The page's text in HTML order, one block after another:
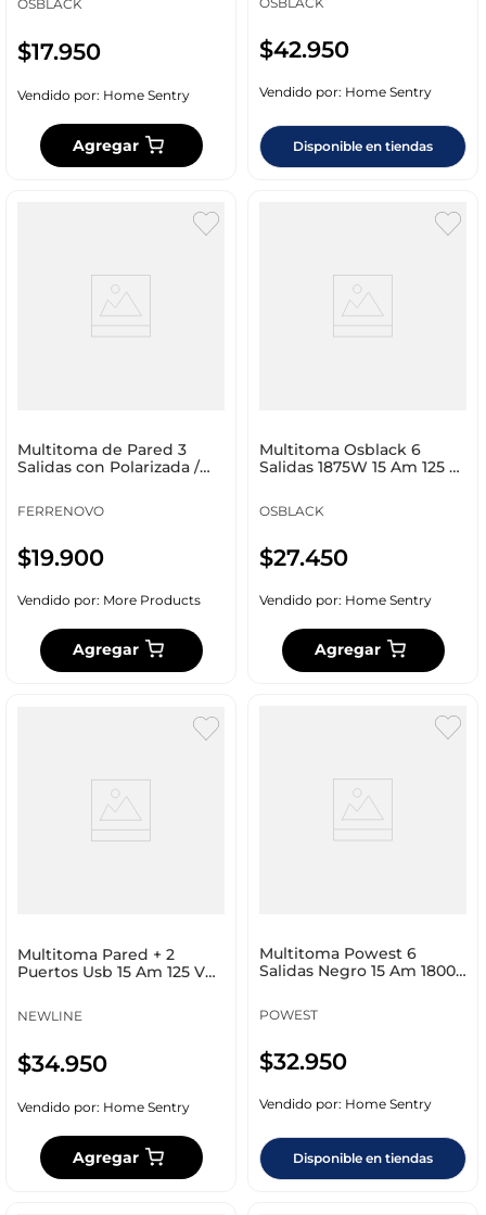
OSBLACK
$17.950
Vendido por: Home Sentry
Agregar
$42.950
Vendido por: Home Sentry
Disponible en tiendas
Multitoma de Pared 3
Salidas con Polarizada /
FERRENOVO
$19.900
Vendido por: More Products
Agregar
Multitoma Osblack 6
Salidas 1875W 15 Am 125 V
OSBLACK
$27.450
Vendido por: Home Sentry
Agregar
Multitoma Pared + 2
Puertos Usb 15 Am 125 V
NEWLINE
$34.950
Vendido por: Home Sentry
Agregar
Multitoma Powest 6
Salidas Negro 15 Am 1800
POWEST
$32.950
Vendido por: Home Sentry
Disponible en tiendas